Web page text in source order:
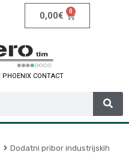
0,00€ 0
SCHNEIDE R E L ACT
Dodatni pribor industrijskih